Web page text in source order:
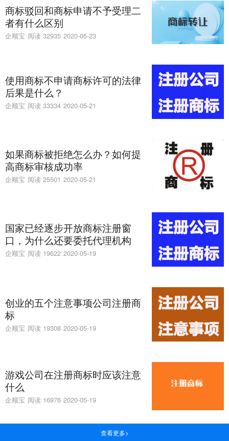
商标驳回和商标申请不予受理二
者有什么区别
企顺宝 阅读 32935 2020-05-23
使用商标不申请商标许可的法律
后果是什么？
企顺宝 阅读 33334 2020-05-21
如果商标被拒绝怎么办？如何提
高商标审核成功率
企顺宝 阅读 25501 2020-05-21
国家已经逐步开放商标注册窗
口，为什么还要委托代理机构
企顺宝 阅读 19622 2020-05-19
创业的五个注意事项公司注册商
标
企顺宝 阅读 19308 2020-05-19
游戏公司在注册商标时应该注意
什么
企顺宝 阅读 16976 2020-05-19
查看更多>